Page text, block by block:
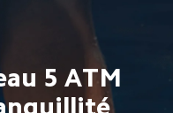
5 ATM